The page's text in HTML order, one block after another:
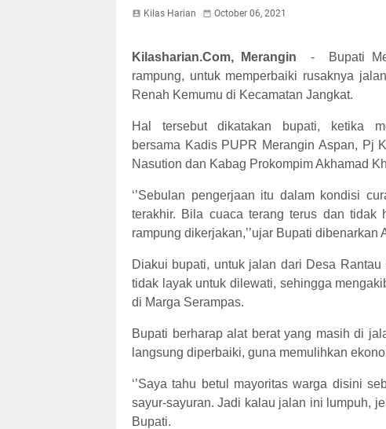
Kilas Harian October 06, 2021
Kilasharian.Com, Merangin - Bupati
rampung, untuk memperbaiki rusaknya
Renah Kemumu di Kecamatan Jangkat.
Hal tersebut dikatakan bupati, ketika
bersama Kadis PUPR Merangin Aspan, Pj
Nasution dan Kabag Prokompim Akhamad
‘’Sebulan pengerjaan itu dalam kondisi
terakhir. Bila cuaca terang terus dan
rampung dikerjakan,’’ujar Bupati dibenarkan
Diakui bupati, untuk jalan dari Desa
tidak layak untuk dilewati, sehingga
di Marga Serampas.
Bupati berharap alat berat yang masih di
langsung diperbaiki, guna memulihkan
‘’Saya tahu betul mayoritas warga disini
sayur-sayuran. Jadi kalau jalan ini lumpuh,
Bupati.